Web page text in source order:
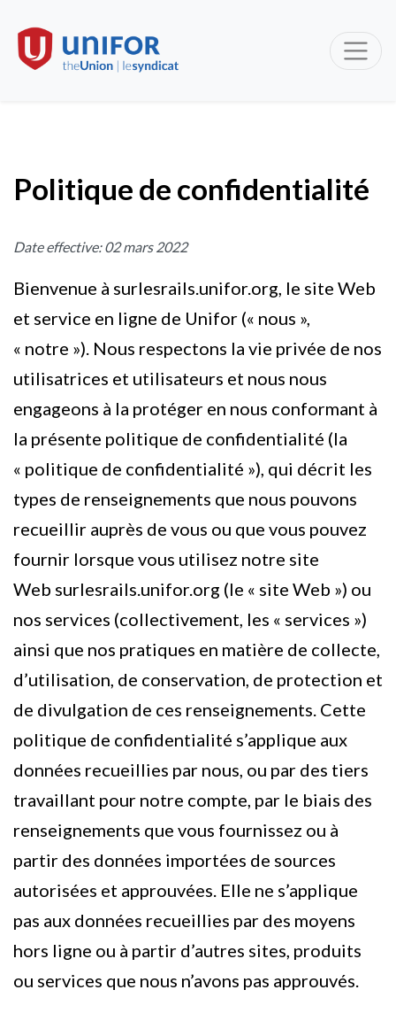
Politique de confidentialité
Date effective: 02 mars 2022
Bienvenue à surlesrails.unifor.org, le site Web
et service en ligne de Unifor (« nous »,
« notre »). Nous respectons la vie privée de nos
utilisatrices et utilisateurs et nous nous
engageons à la protéger en nous conformant à
la présente politique de confidentialité (la
« politique de confidentialité »), qui décrit les
types de renseignements que nous pouvons
recueillir auprès de vous ou que vous pouvez
fournir lorsque vous utilisez notre site
Web surlesrails.unifor.org (le « site Web ») ou
nos services (collectivement, les « services »)
ainsi que nos pratiques en matière de collecte,
d’utilisation, de conservation, de protection et
de divulgation de ces renseignements. Cette
politique de confidentialité s’applique aux
données recueillies par nous, ou par des tiers
travaillant pour notre compte, par le biais des
renseignements que vous fournissez ou à
partir des données importées de sources
autorisées et approuvées. Elle ne s’applique
pas aux données recueillies par des moyens
hors ligne ou à partir d’autres sites, produits
ou services que nous n’avons pas approuvés.